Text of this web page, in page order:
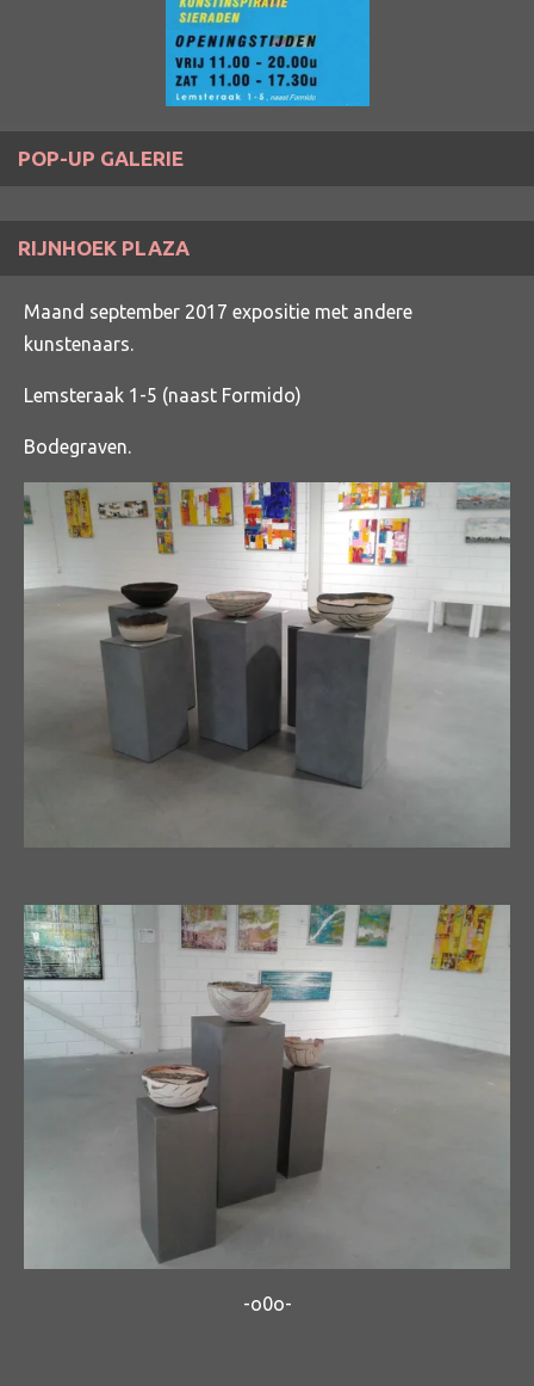
POP-UP GALERIE
RIJNHOEK PLAZA
Maand september 2017 expositie met andere
kunstenaars.
Lemsteraak 1-5 (naast Formido)
Bodegraven.
-o0o-